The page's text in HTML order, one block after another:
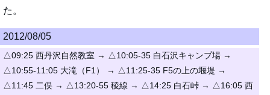
た。
2012/08/05
△09:25 西丹沢自然教室 → △10:05-35 白石沢キャンプ場 →
△10:55-11:05 大滝（F1） → △11:25-35 F5の上の堰堤 →
△11:45 二俣 → △13:20-55 稜線 → △14:25 白石峠 → △16:05 西